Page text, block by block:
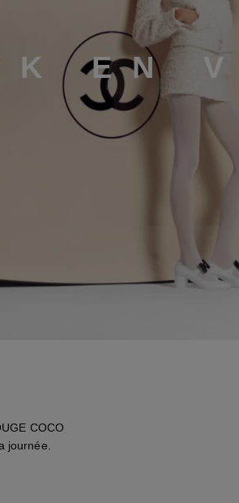
EN
COCO
journée.